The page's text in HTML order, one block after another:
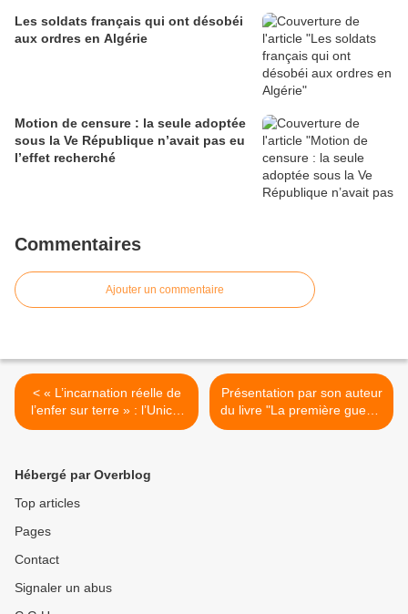
Les soldats français qui ont désobéi
aux ordres en Algérie
Motion de censure : la seule adoptée
sous la Ve République n’avait pas eu
l’effet recherché
Commentaires
Ajouter un commentaire
< « L’incarnation réelle de
l’enfer sur terre » : l’Unicef
alerte sur les conditions de
Présentation par son auteur
du livre "La première guerre
d'Algérie", une histoire de
Hébergé par Overblog
Top articles
Pages
Contact
Signaler un abus